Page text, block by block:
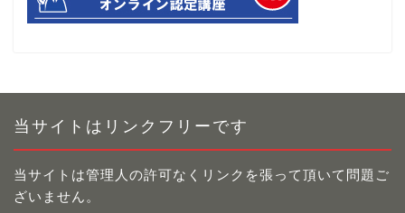
当サイトはリンクフリーです
当サイトは管理人の許可なくリンクを張って頂いて問題ご
ざいません。